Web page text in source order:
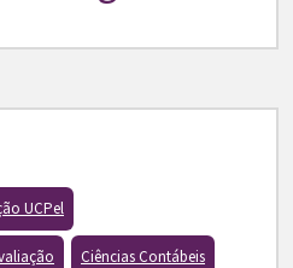
UCPel
Ciências Contábeis